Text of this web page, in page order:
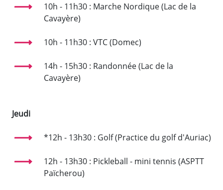
10h - 11h30 : Marche Nordique (Lac de la
Cavayère)
10h - 11h30 : VTC (Domec)
14h - 15h30 : Randonnée (Lac de la
Cavayère)
Jeudi
*12h - 13h30 : Golf (Practice du golf d'Auriac)
12h - 13h30 : Pickleball - mini tennis (ASPTT
Païcherou)